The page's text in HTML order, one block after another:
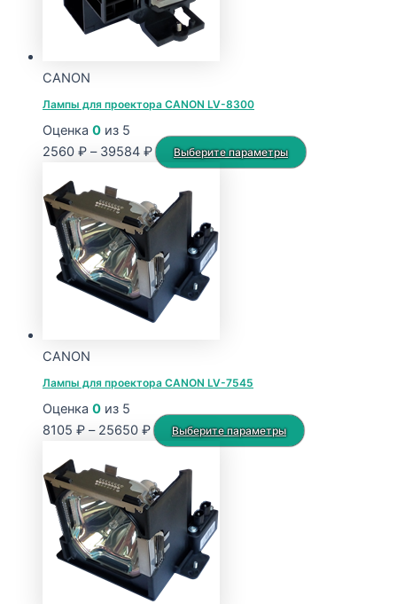
CANON
Лампы для проектора CANON LV-8300
Оценка 0 из 5
2560 ₽ – 39584 ₽Диапазон
цен:
2560 ₽
–
39584 ₽
Выберите параметры
Этот
CANON
Лампы для проектора CANON LV-7545
Оценка 0 из 5
8105 ₽ – 25650 ₽Диапазон
цен:
8105 ₽
–
25650 ₽
Выберите параметры
Этот